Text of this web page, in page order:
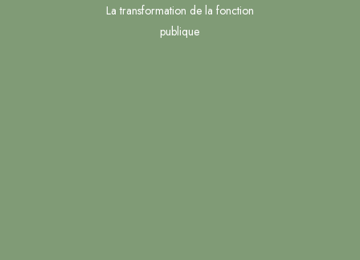
La transformation de la fonction
publique